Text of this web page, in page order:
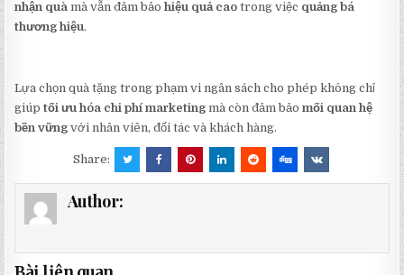
nhận quà mà vẫn đảm bảohiệu quả cao trong việc quảng bá
thương hiệu.
Lựa chọn quà tặng trong phạm vi ngân sách cho phép không chỉ
giúptối ưu hóa chi phí marketing mà còn đảm bảomối quan hệ
bền vững với nhân viên, đối tác và khách hàng.
Share:
Author: